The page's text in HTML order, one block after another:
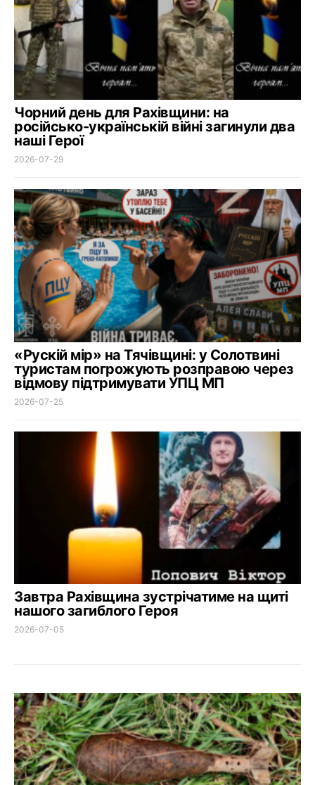
Чорний день для Рахівщини: на
російсько-українській війні загинули два
наші Герої
2026-07-29
«Рускій мір» на Тячівщині: у Солотвині
туристам погрожують розправою через
відмову підтримувати УПЦ МП
2026-07-25
Завтра Рахівщина зустрічатиме на щиті
нашого загиблого Героя
2026-07-05